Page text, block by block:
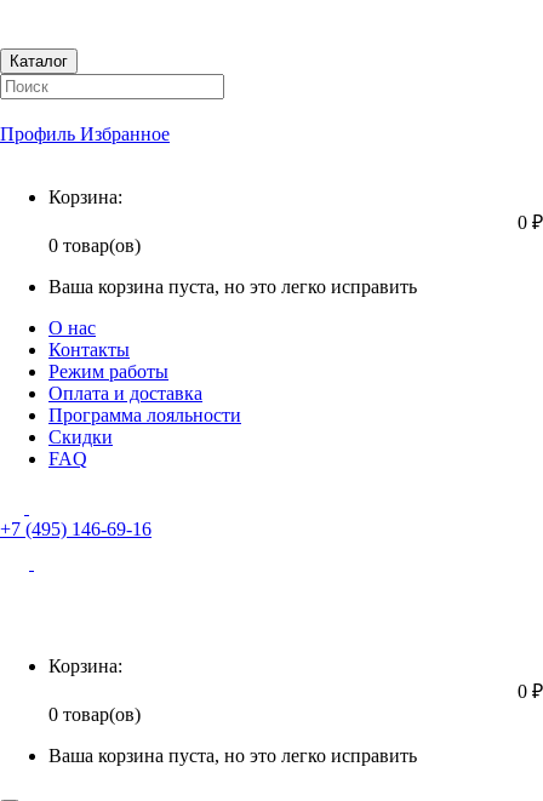
Каталог
Профиль Избранное
Корзина:
0 ₽
0 товар(ов)
Ваша корзина пуста, но это легко исправить
О нас
Контакты
Режим работы
Оплата и доставка
Программа лояльности
Скидки
FAQ
+7 (495) 146-69-16
Корзина:
0 ₽
0 товар(ов)
Ваша корзина пуста, но это легко исправить